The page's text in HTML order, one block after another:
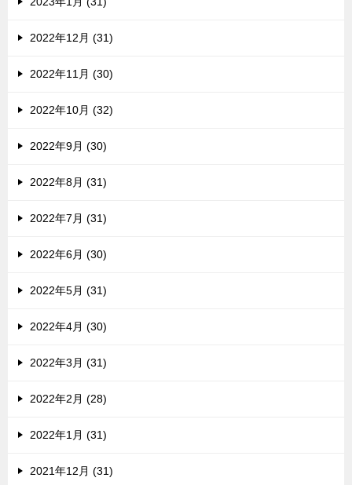
2022年12月 (31)
2022年11月 (30)
2022年10月 (32)
2022年9月 (30)
2022年8月 (31)
2022年7月 (31)
2022年6月 (30)
2022年5月 (31)
2022年4月 (30)
2022年3月 (31)
2022年2月 (28)
2022年1月 (31)
2021年12月 (31)